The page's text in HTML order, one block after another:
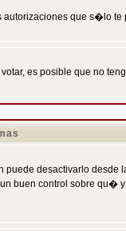
que s�lo
es posible que no
desactivarlo
buen control sobre